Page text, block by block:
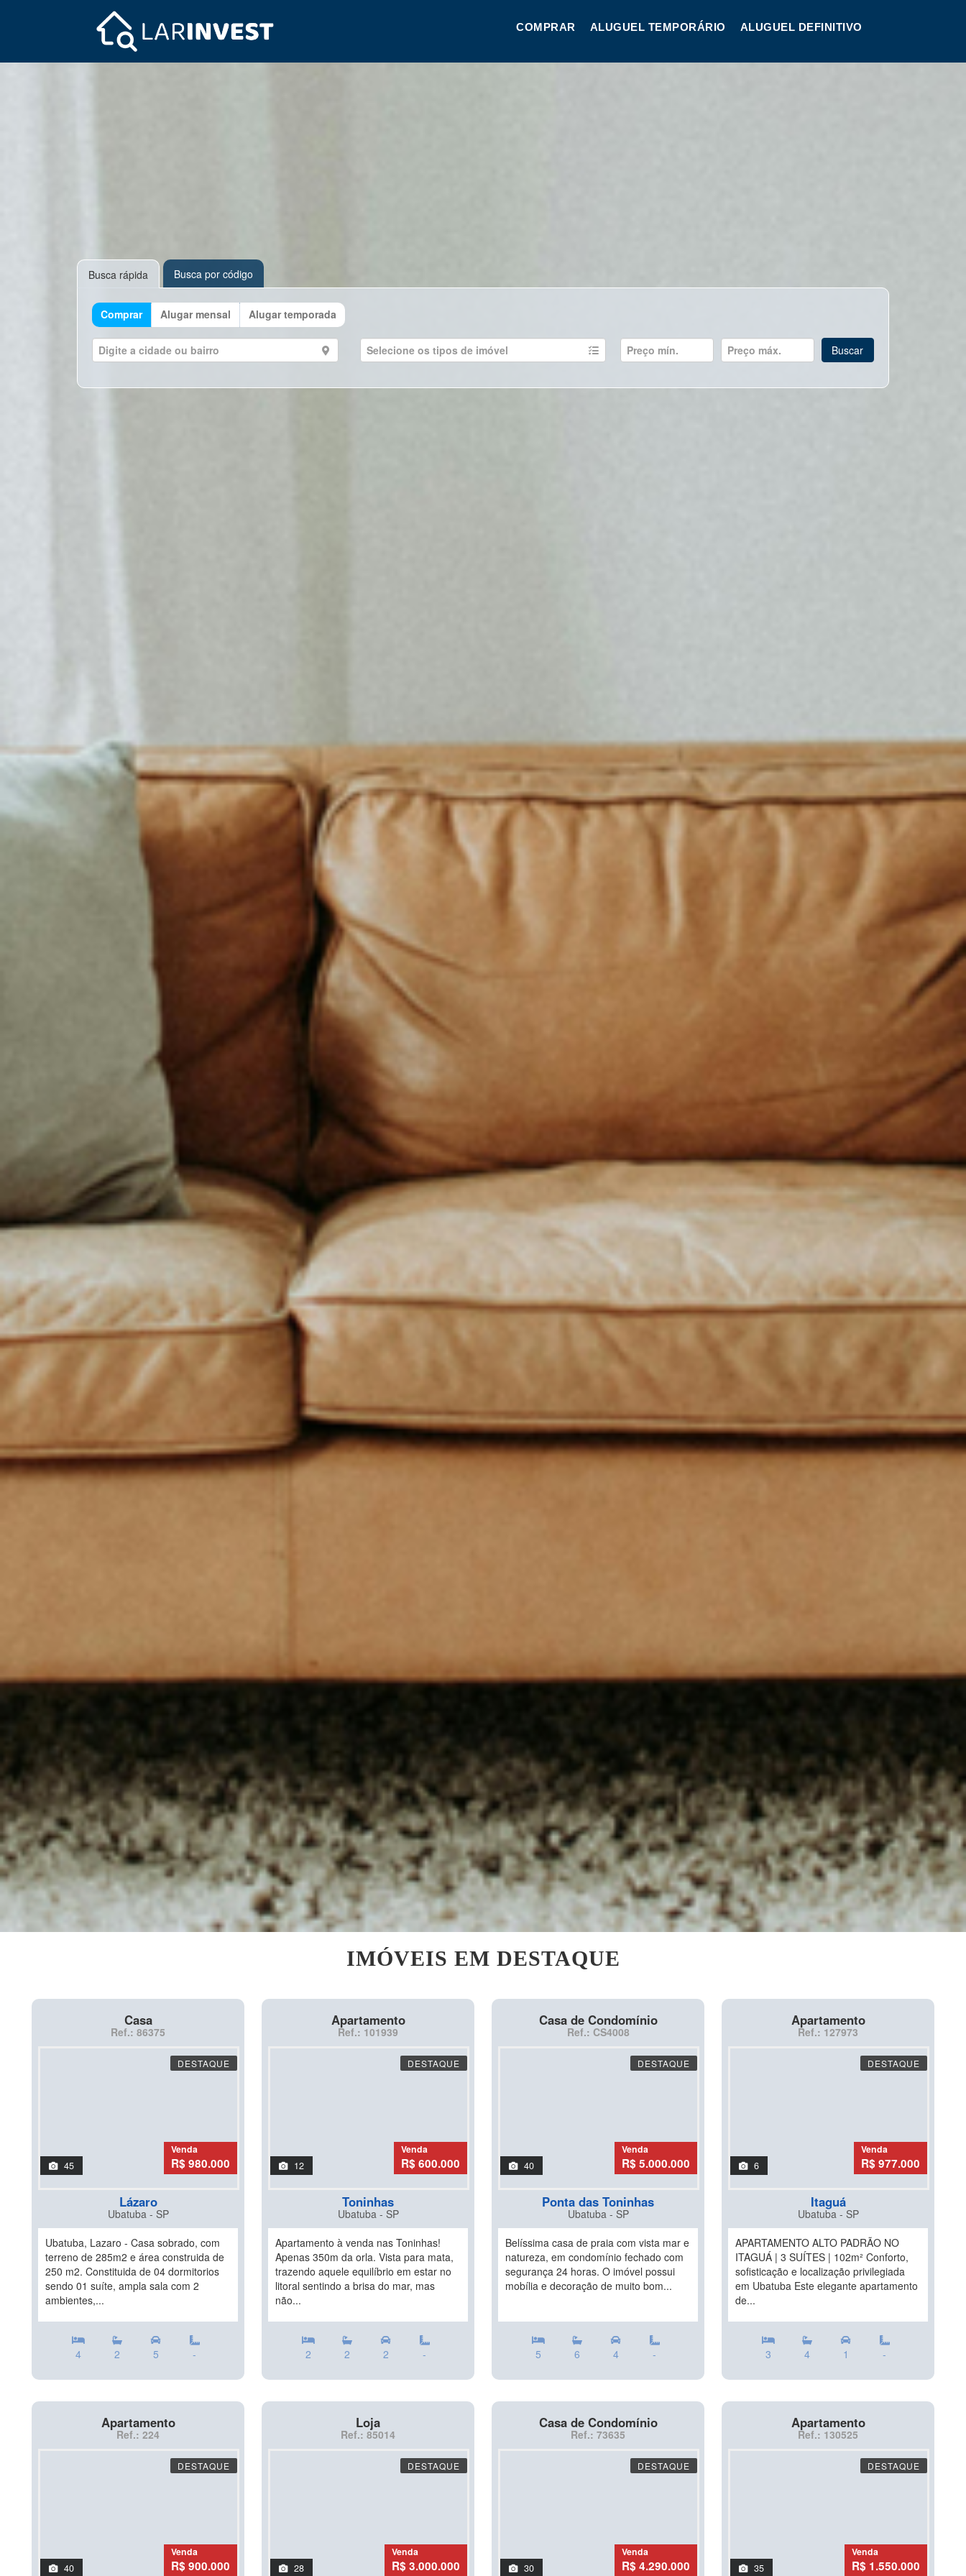
COMPRAR ALUGUEL TEMPORÁRIO ALUGUEL DEFINITIVO
Busca rápida Busca por código
Comprar Alugar mensal Alugar temporada
IMÓVEIS EM DESTAQUE
Casa
Ref.: 86375
DESTAQUE
45
Venda
R$ 980.000
Lázaro
Ubatuba - SP
Ubatuba, Lazaro - Casa sobrado, com
terreno de 285m2 e área construida de
250 m2. Constituida de 04 dormitorios
sendo 01 suíte, ampla sala com 2
ambientes,...
4 2 5 -
Apartamento
Ref.: 101939
DESTAQUE
12
Venda
R$ 600.000
Toninhas
Ubatuba - SP
Apartamento à venda nas Toninhas!
Apenas 350m da orla. Vista para mata,
trazendo aquele equilíbrio em estar no
litoral sentindo a brisa do mar, mas
não...
2 2 2 -
Casa de Condomínio
Ref.: CS4008
DESTAQUE
40
Venda
R$ 5.000.000
Ponta das Toninhas
Ubatuba - SP
Belíssima casa de praia com vista mar e
natureza, em condomínio fechado com
segurança 24 horas. O imóvel possui
mobília e decoração de muito bom...
5 6 4 -
Apartamento
Ref.: 127973
DESTAQUE
6
Venda
R$ 977.000
Itaguá
Ubatuba - SP
APARTAMENTO ALTO PADRÃO NO
ITAGUÁ | 3 SUÍTES | 102m² Conforto,
sofisticação e localização privilegiada
em Ubatuba Este elegante apartamento
de...
3 4 1 -
Apartamento
Ref.: 224
DESTAQUE
40
Venda
R$ 900.000
Loja
Ref.: 85014
DESTAQUE
28
Venda
R$ 3.000.000
Casa de Condomínio
Ref.: 73635
DESTAQUE
30
Venda
R$ 4.290.000
Apartamento
Ref.: 130525
DESTAQUE
35
Venda
R$ 1.550.000